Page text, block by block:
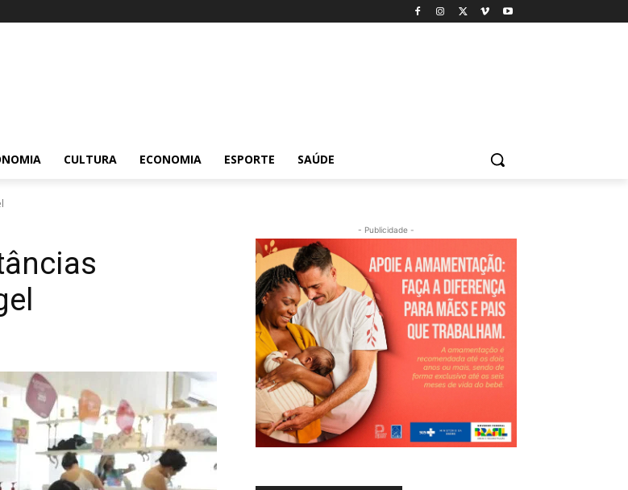
CULTURA ECONOMIA ESPORTE SAÚDE
- Publicidade -